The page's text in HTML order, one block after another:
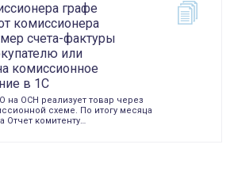
графе
комиссионера
счета-фактуры
или
комиссионное
в 1С
ОСН реализует товар через
схеме. По итогу месяца
Отчет комитенту…